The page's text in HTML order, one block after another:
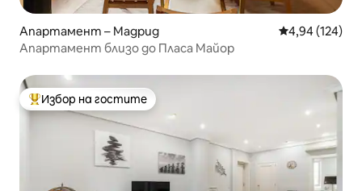
Апартамент – Мадрид Средна
4,94 (124)
Апартамент близо до Пласа Майор
Най-популярен избор на гостите
Избор на гостите